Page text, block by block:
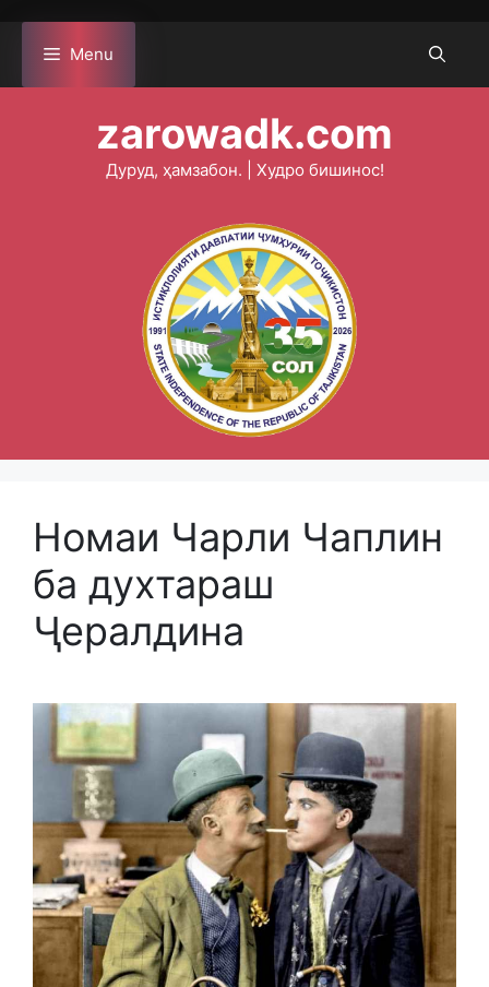
content
Menu
zarowadk.com
Дуруд, ҳамзабон. | Худро бишинос!
Номаи Чарли Чаплин
ба духтараш
Ҷералдина